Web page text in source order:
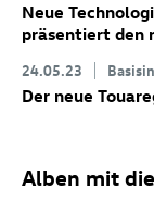
Neue
präsentiert den
24.05.23
Der neue
Alben mit